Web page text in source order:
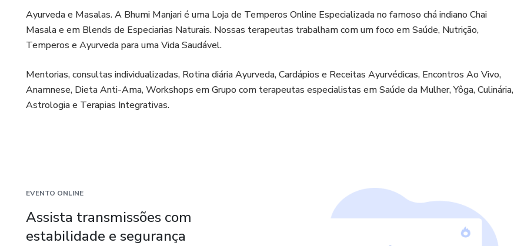
Ayurveda e Masalas. A Bhumi Manjari é uma Loja de Temperos Online Especializada no famoso chá indiano Chai
Masala e em Blends de Especiarias Naturais. Nossas terapeutas trabalham com um foco em Saúde, Nutrição,
Temperos e Ayurveda para uma Vida Saudável.
Mentorias, consultas individualizadas, Rotina diária Ayurveda, Cardápios e Receitas Ayurvédicas, Encontros Ao Vivo,
Anamnese, Dieta Anti-Ama, Workshops em Grupo com terapeutas especialistas em Saúde da Mulher, Yôga, Culinária,
Astrologia e Terapias Integrativas.
EVENTO ONLINE
Assista transmissões com
estabilidade e segurança